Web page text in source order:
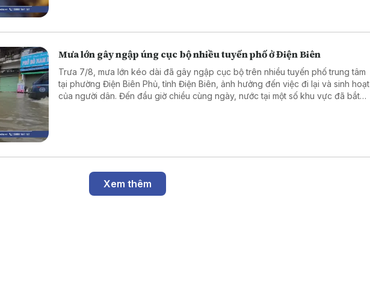
Mưa lớn gây ngập úng cục bộ nhiều tuyến phố ở Điện Biên
Trưa 7/8, mưa lớn kéo dài đã gây ngập cục bộ trên nhiều tuyến phố trung tâm
tại phường Điện Biên Phủ, tỉnh Điện Biên, ảnh hưởng đến việc đi lại và sinh hoạt
của người dân. Đến đầu giờ chiều cùng ngày, nước tại một số khu vực đã bắt
Xem thêm